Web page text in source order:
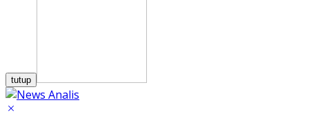
tutup